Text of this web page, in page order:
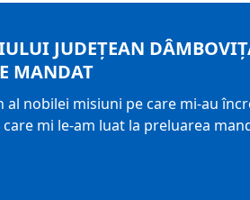
JUDEȚEAN
MANDAT
al nobilei misiuni pe care mi-au
mi le-am luat la preluarea